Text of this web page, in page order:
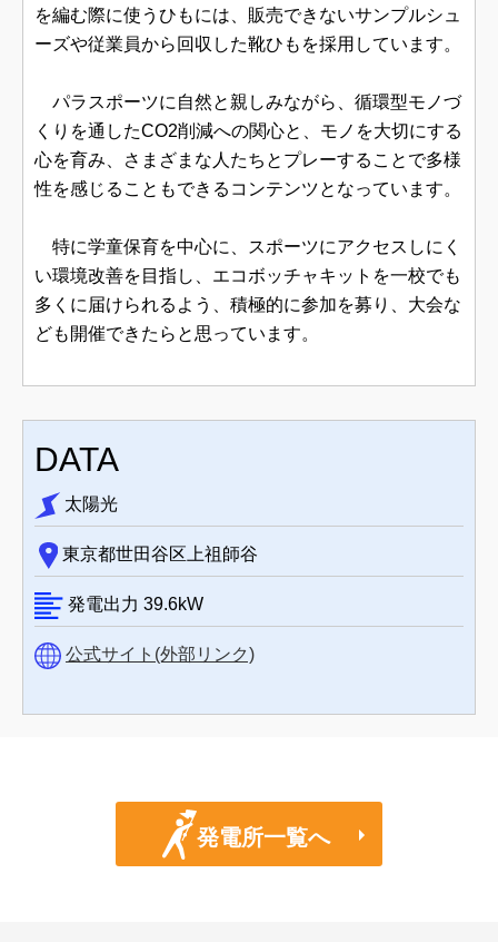
を編む際に使うひもには、販売できないサンプルシュ
ーズや従業員から回収した靴ひもを採用しています。
パラスポーツに自然と親しみながら、循環型モノづ
くりを通したCO2削減への関心と、モノを大切にする
心を育み、さまざまな人たちとプレーすることで多様
性を感じることもできるコンテンツとなっています。
特に学童保育を中心に、スポーツにアクセスしにく
い環境改善を目指し、エコボッチャキットを一校でも
多くに届けられるよう、積極的に参加を募り、大会な
ども開催できたらと思っています。
DATA
太陽光
東京都世田谷区上祖師谷
発電出力39.6kW
公式サイト(外部リンク)
発電所一覧へ